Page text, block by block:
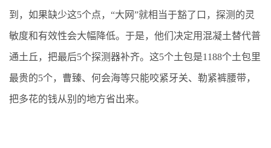
到，如果缺少这5个点，“大网”就相当于豁了口，探测的灵
敏度和有效性会大幅降低。于是，他们决定用混凝土替代普
通土丘，把最后5个探测器补齐。这5个土包是1188个土包里
最贵的5个，曹臻、何会海等只能咬紧牙关、勒紧裤腰带，
把多花的钱从别的地方省出来。